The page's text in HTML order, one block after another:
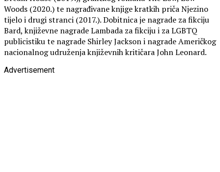
Woods (2020.) te nagrađivane knjige kratkih priča Njezino
tijelo i drugi stranci (2017.). Dobitnica je nagrade za fikciju
Bard, književne nagrade Lambada za fikciju i za LGBTQ
publicistiku te nagrade Shirley Jackson i nagrade Američkog
nacionalnog udruženja književnih kritičara John Leonard.
Advertisement